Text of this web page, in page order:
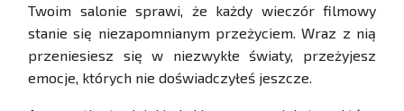
Twoim salonie sprawi, że każdy wieczór filmowy
stanie się niezapomnianym przeżyciem. Wraz z nią
przeniesiesz się w niezwykłe światy, przeżyjesz
emocje, których nie doświadczyłeś jeszcze.